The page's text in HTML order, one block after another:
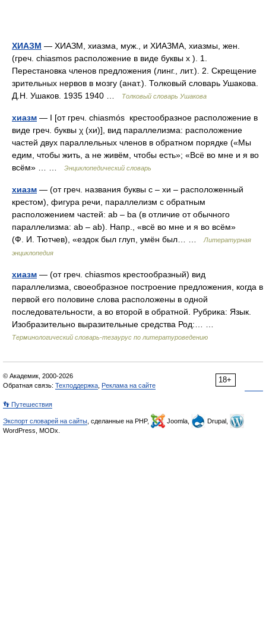
ХИАЗМ — ХИАЗМ, хиазма, муж., и ХИАЗМА, хиазмы, жен.
(греч. chiasmos расположение в виде буквы х ). 1.
Перестановка членов предложения (линг., лит.). 2. Скрещение
зрительных нервов в мозгу (анат.). Толковый словарь Ушакова.
Д.Н. Ушаков. 1935 1940 …
Толковый словарь Ушакова
хиазм — I [от греч. chiasmós крестообразное расположение в
виде греч. буквы χ (хи)], вид параллелизма: расположение
частей двух параллельных членов в обратном порядке («Мы
едим, чтобы жить, а не живём, чтобы есть»; «Всё во мне и я во
всём» … …
Энциклопедический словарь
хиазм — (от греч. названия буквы c – хи – расположенный
крестом), фигура речи, параллелизм с обратным
расположением частей: ab – ba (в отличие от обычного
параллелизма: ab – ab). Напр., «всё во мне и я во всём»
(Ф. И. Тютчев), «ездок был глуп, умён был… …
Литературная
энциклопедия
хиазм — (от греч. chiasmos крестообразный) вид
параллелизма, своеобразное построение предложения, когда в
первой его половине слова расположены в одной
последовательности, а во второй в обратной. Рубрика: Язык.
Изобразительно выразительные средства Род:… …
Терминологический словарь-тезаурус по литературоведению
18+
© Академик, 2000-2026
Обратная связь: Техподдержка Реклама на сайте
👣 Путешествия
Экспорт словарей на сайты , сделанные на PHP, Joomla,
Drupal,
WordPress, MODx.